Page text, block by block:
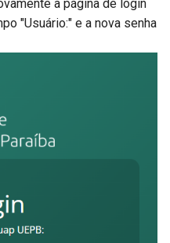
a página de login
"Usuário:" e a nova senha